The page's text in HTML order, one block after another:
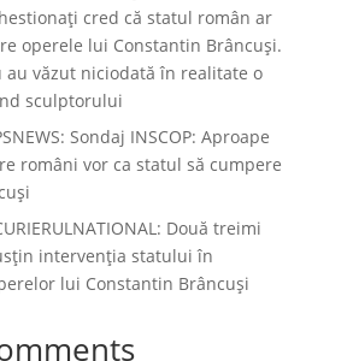
cred că statul român ar
operele lui Constantin Brâncuși.
au văzut niciodată în realitate o
sculptorului
Sondaj INSCOP: Aproape
români vor ca statul să cumpere
Două treimi
intervenția statului în
lui Constantin Brâncuși